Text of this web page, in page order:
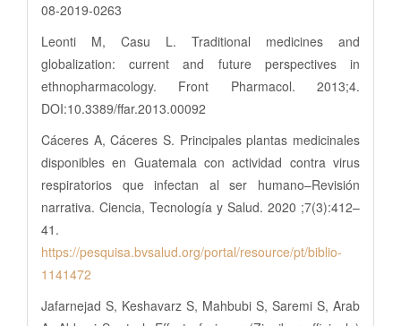
08-2019-0263
Leonti M, Casu L. Traditional medicines and
globalization: current and future perspectives in
ethnopharmacology. Front Pharmacol. 2013;4.
DOI:10.3389/ffar.2013.00092
Cáceres A, Cáceres S. Principales plantas medicinales
disponibles en Guatemala con actividad contra virus
respiratorios que infectan al ser humano–Revisión
narrativa. Ciencia, Tecnología y Salud. 2020 ;7(3):412–
41.
https://pesquisa.bvsalud.org/portal/resource/pt/biblio-
1141472
Jafarnejad S, Keshavarz S, Mahbubi S, Saremi S, Arab